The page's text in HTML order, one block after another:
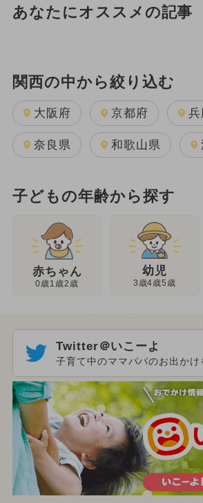
あなたにオススメの記事
関西の中から絞り込む
大阪府 京都府 兵
奈良県 和歌山県
子どもの年齢から探す
赤ちゃん
0歳1歳2歳
幼児
3歳4歳5歳
Twitter＠いこーよ
子育て中のママパパのお出かけ